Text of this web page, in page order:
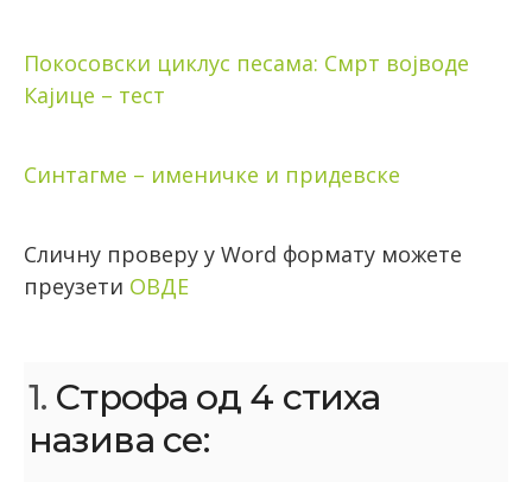
Покосовски циклус песама: Смрт војводе
Кајице – тест
Синтагме – именичке и придевске
Сличну проверу у Word формату можете
преузети ОВДЕ
1. Строфа од 4 стиха
назива се: